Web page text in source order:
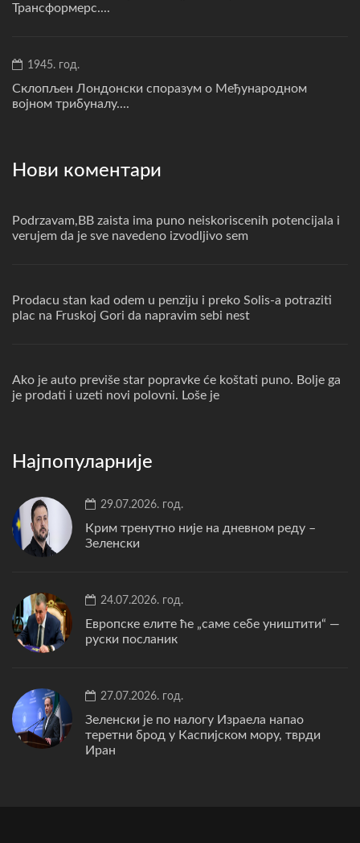
Трансформерс....
1945. год.
Склопљен Лондонски споразум о Међународном
војном трибуналу....
Нови коментари
Podrzavam,BB zaista ima puno neiskoriscenih potencijala i
verujem da je sve navedeno izvodljivo sem
Prodacu stan kad odem u penziju i preko Solis-a potraziti
plac na Fruskoj Gori da napravim sebi nest
Ako je auto previše star popravke će koštati puno. Bolje ga
je prodati i uzeti novi polovni. Loše je
Најпопуларније
29.07.2026. год.
Крим тренутно није на дневном реду –
Зеленски
24.07.2026. год.
Европске елите ће „саме себе уништити“ —
руски посланик
27.07.2026. год.
Зеленски је по налогу Израела напао
теретни брод у Каспијском мору, тврди
Иран